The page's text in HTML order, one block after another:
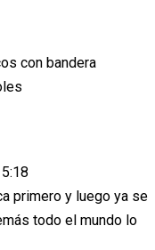
con bandera
primero y luego ya se
todo el mundo lo